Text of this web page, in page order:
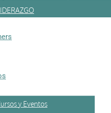
y Eventos